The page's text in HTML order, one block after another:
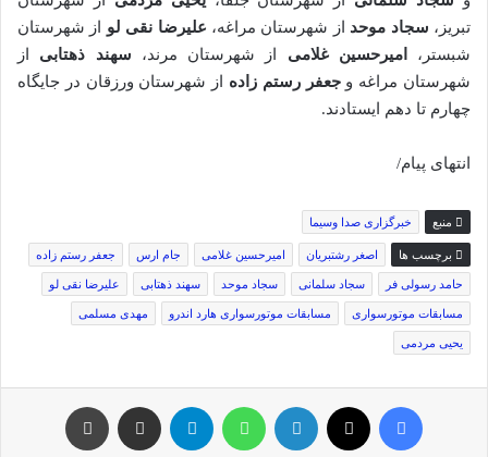
تبریز، سجاد موحد از شهرستان مراغه، علیرضا نقی لو از شهرستان
شبستر،
امیرحسین غلامی از شهرستان مرند، سهند ذهتابی از
شهرستان مراغه وجعفر رستم زاده
از شهرستان ورزقان در جایگاه
چهارم تا دهم ایستادند.
انتهای پیام/
منبع خبرگزاری صدا وسیما
برچسب ها اصغر رشتبریان امیرحسین غلامی جام ارس جعفر رستم زاده
حامد رسولی فر سجاد سلمانی سجاد موحد سهند ذهتابی علیرضا نقی لو
مسابقات موتورسواری مسابقات موتورسواری هارد اندرو مهدی مسلمی
یحیی مردمی
فیس بوک لینکدین تلگرام اشتراک گذاری از طریق ایمیل